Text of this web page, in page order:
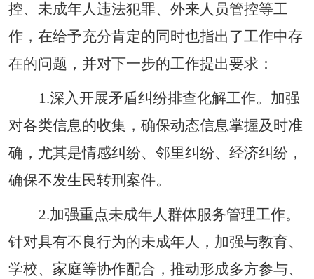
控、未成年人违法犯罪、外来人员管控等工
作，在给予充分肯定的同时也指出了工作中存
在的问题，并对下一步的工作提出要求：
1.深入开展矛盾纠纷排查化解工作。加强
对各类信息的收集，确保动态信息掌握及时准
确，尤其是情感纠纷、邻里纠纷、经济纠纷，
确保不发生民转刑案件。
2.加强重点未成年人群体服务管理工作。
针对具有不良行为的未成年人，加强与教育、
学校、家庭等协作配合，推动形成多方参与、